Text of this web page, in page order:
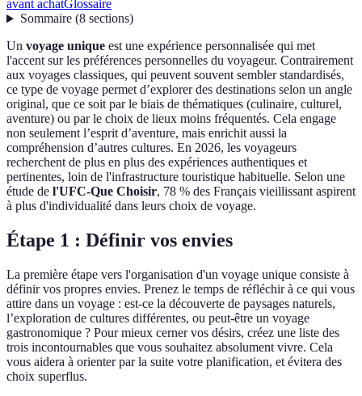
avant achatGlossaire
Sommaire(8 sections)
Un voyage unique est une expérience personnalisée qui met
l'accent sur les préférences personnelles du voyageur. Contrairement
aux voyages classiques, qui peuvent souvent sembler standardisés,
ce type de voyage permet d’explorer des destinations selon un angle
original, que ce soit par le biais de thématiques (culinaire, culturel,
aventure) ou par le choix de lieux moins fréquentés. Cela engage
non seulement l’esprit d’aventure, mais enrichit aussi la
compréhension d’autres cultures. En 2026, les voyageurs
recherchent de plus en plus des expériences authentiques et
pertinentes, loin de l'infrastructure touristique habituelle. Selon une
étude de l'UFC-Que Choisir, 78 % des Français vieillissant aspirent
à plus d'individualité dans leurs choix de voyage.
Étape 1 : Définir vos envies
La première étape vers l'organisation d'un voyage unique consiste à
définir vos propres envies. Prenez le temps de réfléchir à ce qui vous
attire dans un voyage : est-ce la découverte de paysages naturels,
l’exploration de cultures différentes, ou peut-être un voyage
gastronomique ? Pour mieux cerner vos désirs, créez une liste des
trois incontournables que vous souhaitez absolument vivre. Cela
vous aidera à orienter par la suite votre planification, et évitera des
choix superflus.